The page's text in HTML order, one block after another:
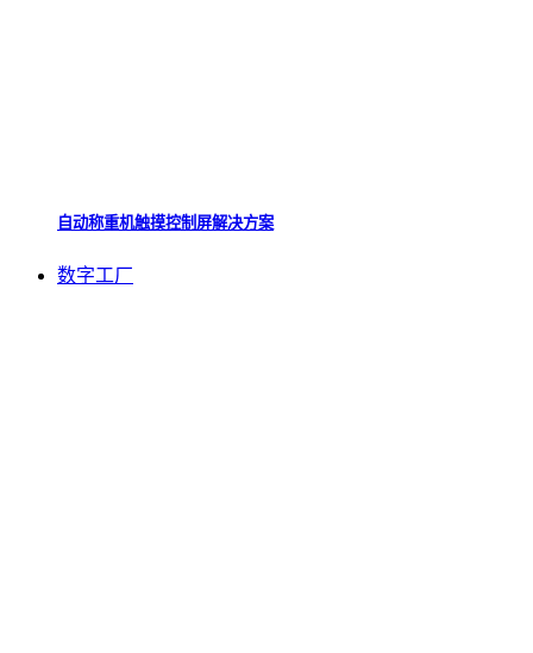
自动称重机触摸控制屏解决方案
数字工厂